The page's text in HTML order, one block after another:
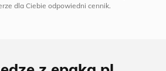
dla Ciebie odpowiedni cennik.